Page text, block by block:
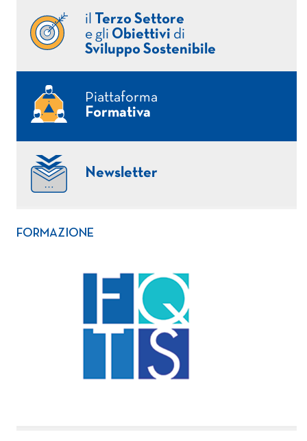
il
Terzo Settore
e gli Obiettivi di
Sviluppo Sostenibile
Piattaforma
Formativa
Newsletter
FORMAZIONE